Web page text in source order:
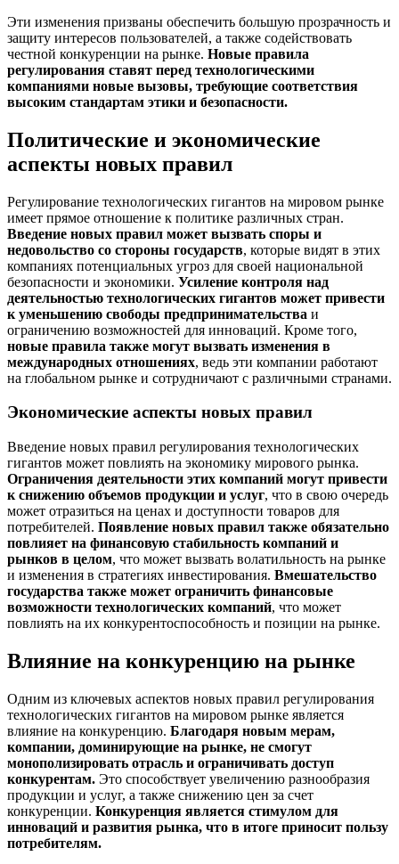
Эти изменения призваны обеспечить большую прозрачность и
защиту интересов пользователей, а также содействовать
честной конкуренции на рынке. Новые правила
регулирования ставят перед технологическими
компаниями новые вызовы, требующие соответствия
высоким стандартам этики и безопасности.
Политические и экономические
аспекты новых правил
Регулирование технологических гигантов на мировом рынке
имеет прямое отношение к политике различных стран.
Введение новых правил может вызвать споры и
недовольство со стороны государств, которые видят в этих
компаниях потенциальных угроз для своей национальной
безопасности и экономики. Усиление контроля над
деятельностью технологических гигантов может привести
к уменьшению свободы предпринимательства и
ограничению возможностей для инноваций. Кроме того,
новые правила также могут вызвать изменения в
международных отношениях, ведь эти компании работают
на глобальном рынке и сотрудничают с различными странами.
Экономические аспекты новых правил
Введение новых правил регулирования технологических
гигантов может повлиять на экономику мирового рынка.
Ограничения деятельности этих компаний могут привести
к снижению объемов продукции и услуг, что в свою очередь
может отразиться на ценах и доступности товаров для
потребителей. Появление новых правил также обязательно
повлияет на финансовую стабильность компаний и
рынков в целом, что может вызвать волатильность на рынке
и изменения в стратегиях инвестирования. Вмешательство
государства также может ограничить финансовые
возможности технологических компаний, что может
повлиять на их конкурентоспособность и позиции на рынке.
Влияние на конкуренцию на рынке
Одним из ключевых аспектов новых правил регулирования
технологических гигантов на мировом рынке является
влияние на конкуренцию. Благодаря новым мерам,
компании, доминирующие на рынке, не смогут
монополизировать отрасль и ограничивать доступ
конкурентам. Это способствует увеличению разнообразия
продукции и услуг, а также снижению цен за счет
конкуренции. Конкуренция является стимулом для
инноваций и развития рынка, что в итоге приносит пользу
потребителям.